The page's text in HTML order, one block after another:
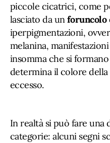
piccole cicatrici, come
lasciato da unforuncolo
iperpigmentazioni,
melanina,
insomma che si
determina il colore
eccesso.
In realtà si può fare una
categorie: alcuni segni